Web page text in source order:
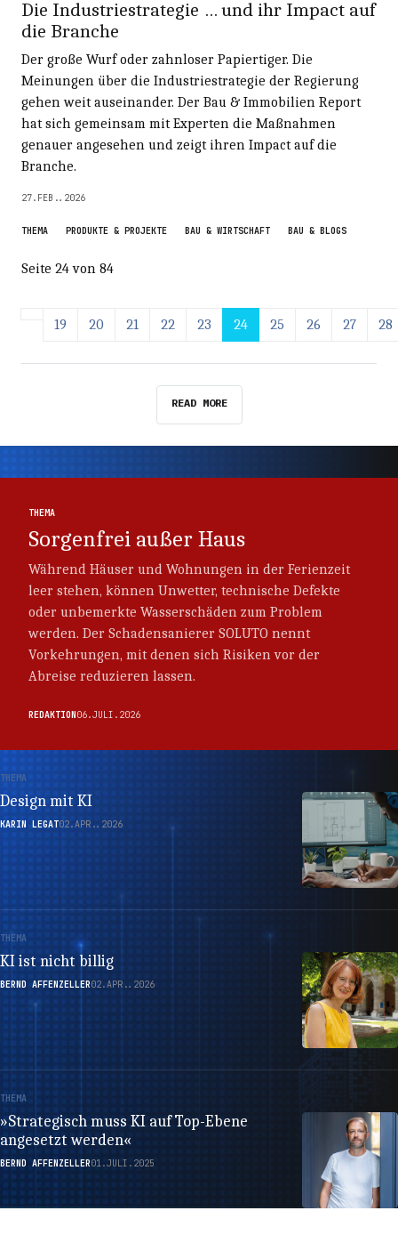
Die Industriestrategie … und ihr Impact auf
die Branche
Der große Wurf oder zahnloser Papiertiger. Die
Meinungen über die Industriestrategie der Regierung
gehen weit auseinander. Der Bau & Immobilien Report
hat sich gemeinsam mit Experten die Maßnahmen
genauer angesehen und zeigt ihren Impact auf die
Branche.
27.FEB..2026
THEMA PRODUKTE & PROJEKTE BAU & WIRTSCHAFT BAU & BLOGS
Seite 24 von 84
19 20 21 22 23 24 25 26 27 28
READ MORE
THEMA
Sorgenfrei außer Haus
Während Häuser und Wohnungen in der Ferienzeit
leer stehen, können Unwetter, technische Defekte
oder unbemerkte Wasserschäden zum Problem
werden. Der Schadensanierer SOLUTO nennt
Vorkehrungen, mit denen sich Risiken vor der
Abreise reduzieren lassen.
REDAKTION 06.JULI.2026
THEMA
Design mit KI
KARIN LEGAT02.APR..2026
THEMA
KI ist nicht billig
BERND AFFENZELLER02.APR..2026
THEMA
»Strategisch muss KI auf Top-Ebene
angesetzt werden«
BERND AFFENZELLER01.JULI.2025